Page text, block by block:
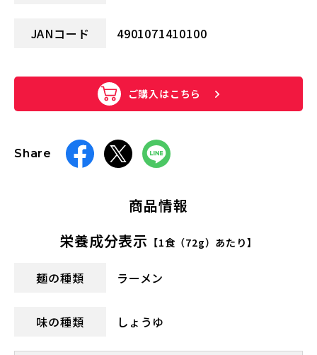
JANコード 4901071410100
ご購入はこちら
Share
商品情報
栄養成分表示 【1食（72g）あたり】
麺の種類 ラーメン
味の種類 しょうゆ